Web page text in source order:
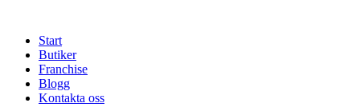
innehållStart
Butiker
Franchise
Blogg
Kontakta oss